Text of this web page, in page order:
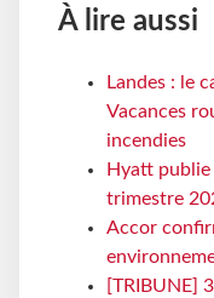
À lire aussi
Landes : le
Vacances
incendies
Hyatt
trimestre
Accor
[TRIBUNE]